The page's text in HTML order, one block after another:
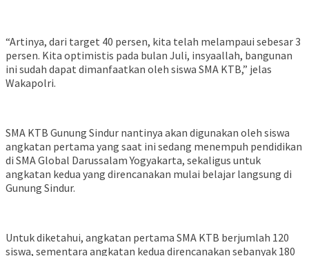
“Artinya, dari target 40 persen, kita telah melampaui sebesar 3
persen. Kita optimistis pada bulan Juli, insyaallah, bangunan
ini sudah dapat dimanfaatkan oleh siswa SMA KTB,” jelas
Wakapolri.
SMA KTB Gunung Sindur nantinya akan digunakan oleh siswa
angkatan pertama yang saat ini sedang menempuh pendidikan
di SMA Global Darussalam Yogyakarta, sekaligus untuk
angkatan kedua yang direncanakan mulai belajar langsung di
Gunung Sindur.
Untuk diketahui, angkatan pertama SMA KTB berjumlah 120
siswa, sementara angkatan kedua direncanakan sebanyak 180